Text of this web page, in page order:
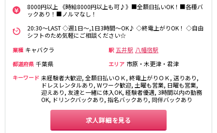
8000円以上 《時給8000円以上も可♪》■全額日払いOK！■各種バ
ックあり！■ノルマなし！
20:30～LAST ◇週1日～,1日3時間～OK♪ ◇終電上がりOK！ ◇自由
シフトのため気軽にご相談ください☆
業種 キャバクラ 駅 五井駅 八幡宿駅
都道府県 千葉県 エリア 市原・木更津・君津
キーワード 未経験者大歓迎, 全額日払いＯＫ, 終電上がりＯＫ, 送りあり,
ドレスレンタルあり, Wワーク歓迎, 土曜も営業, 日曜も営業,
迎えあり, 友達と一緒に体入OK, 経験者優遇, 3時間以内の勤務
OK, ドリンクバックあり, 指名バックあり, 同伴バックあり
求人詳細を見る
自由が丘・学芸大学
三軒茶屋・二子玉川
駒込・日暮里
荻窪・阿佐ヶ谷
浅草・浅草橋・両国
東陽町・門前仲町
府中
目黒・中目黒
拝島・小作
綾瀬・竹ノ塚・西新井
調布
高円寺
国分寺
亀有・金町
新宿
明大前・烏山
菊川・瑞江
高田馬場・大久保
千葉駅
錦糸町駅
新宿駅
吉祥寺駅
船橋駅
秋葉原駅
中野駅
本八幡駅
西船橋駅
津田沼駅
亀戸駅
小岩駅
高円寺駅
荻窪駅
阿佐ヶ谷駅